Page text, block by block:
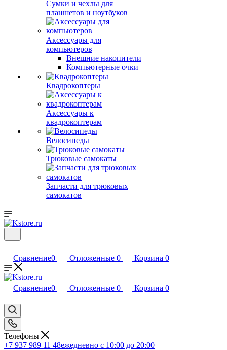
Сумки и чехлы для
планшетов и ноутбуков
Аксессуары для
компьютеров
Внешние накопители
Компьютерные очки
Квадрокоптеры
Аксессуары к
квадрокоптерам
Велосипеды
Трюковые самокаты
Запчасти для трюковых
самокатов
Сравнение0 Отложенные 0 Корзина 0
Сравнение0 Отложенные 0 Корзина 0
Телефоны
+7 937 989 11 48ежедневно с 10:00 до 20:00